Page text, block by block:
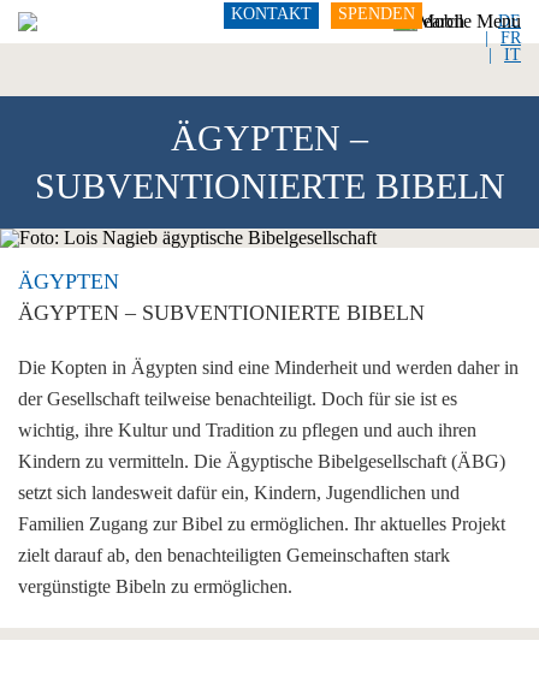
DE
FR
IT
KONTAKT SPENDEN
ÄGYPTEN –
SUBVENTIONIERTE BIBELN
ÄGYPTEN
ÄGYPTEN – SUBVENTIONIERTE BIBELN
Die Kopten in Ägypten sind eine Minderheit und werden daher in
der Gesellschaft teilweise benachteiligt. Doch für sie ist es
wichtig, ihre Kultur und Tradition zu pflegen und auch ihren
Kindern zu vermitteln. Die Ägyptische Bibelgesellschaft (ÄBG)
setzt sich landesweit dafür ein, Kindern, Jugendlichen und
Familien Zugang zur Bibel zu ermöglichen. Ihr aktuelles Projekt
zielt darauf ab, den benachteiligten Gemeinschaften stark
vergünstigte Bibeln zu ermöglichen.